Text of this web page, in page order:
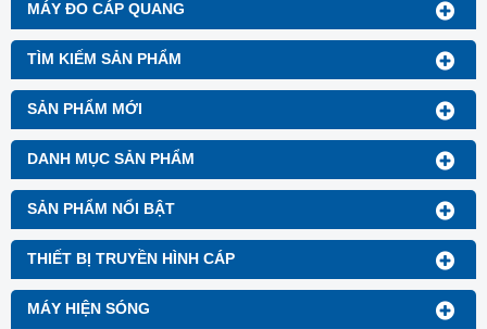
MÁY ĐO CÁP QUANG
TÌM KIẾM SẢN PHẨM
SẢN PHẨM MỚI
DANH MỤC SẢN PHẨM
SẢN PHẨM NỔI BẬT
THIẾT BỊ TRUYỀN HÌNH CÁP
MÁY HIỆN SÓNG